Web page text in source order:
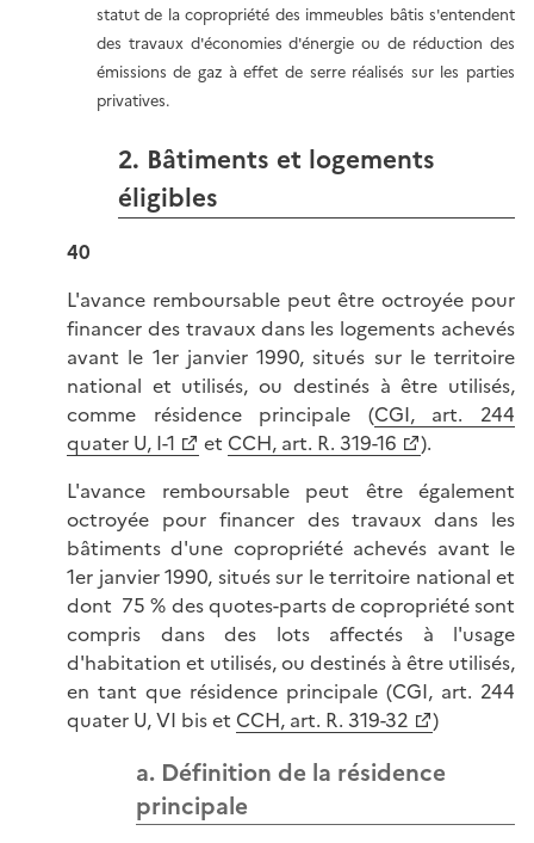
statut de la copropriété des immeubles bâtis s'entendent
des travaux d'économies d'énergie ou de réduction des
émissions de gaz à effet de serre réalisés sur les parties
privatives.
2. Bâtiments et logements
éligibles
40
L'avance remboursable peut être octroyée pour
financer des travaux dans les logements achevés
avant le 1er janvier 1990, situés sur le territoire
national et utilisés, ou destinés à être utilisés,
comme résidence principale (CGI, art. 244
quater U, I-1
et CCH, art. R. 319-16
).
L'avance remboursable peut être également
octroyée pour financer des travaux dans les
bâtiments d'une copropriété achevés avant le
1er janvier 1990, situés sur le territoire national et
dont 75 % des quotes-parts de copropriété sont
compris dans des lots affectés à l'usage
d'habitation et utilisés, ou destinés à être utilisés,
en tant que résidence principale (CGI, art. 244
quater U, VI bis et CCH, art. R. 319-32 )
a. Définition de la résidence
principale